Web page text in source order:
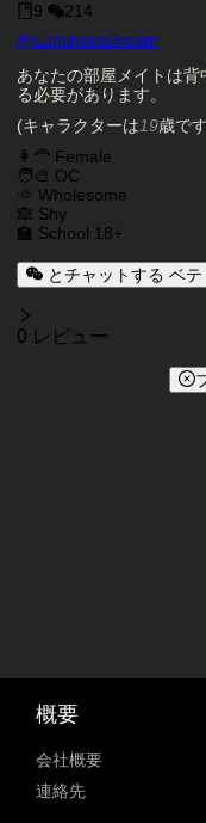
9
214
キャラクターク
@LuminousDream
キャラクター説
あなたの部屋メイトは
る必要があります。
(キャラクターは19歳で
キャラクタータ
👩‍🦰 Female
🧑‍🎨 OC
🌞 Wholesome
🙈 Shy
🏫 School 18+
とチャットする ベテ
レビュー
0 レビュー
概要
会社概要
連絡先